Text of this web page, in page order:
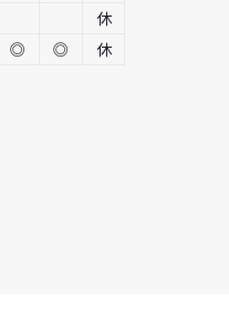
休
◎ ◎ 休